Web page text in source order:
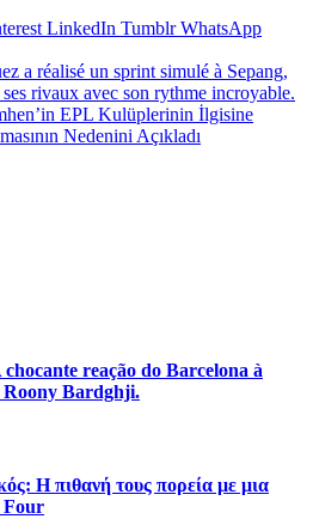
LinkedIn Tumblr WhatsApp
a réalisé un sprint simulé à Sepang,
rivaux avec son rythme incroyable.
EPL Kulüplerinin İlgisine
Nedenini Açıkladı
reação do Barcelona à
Bardghji.
Η πιθανή τους πορεία με μια
Four